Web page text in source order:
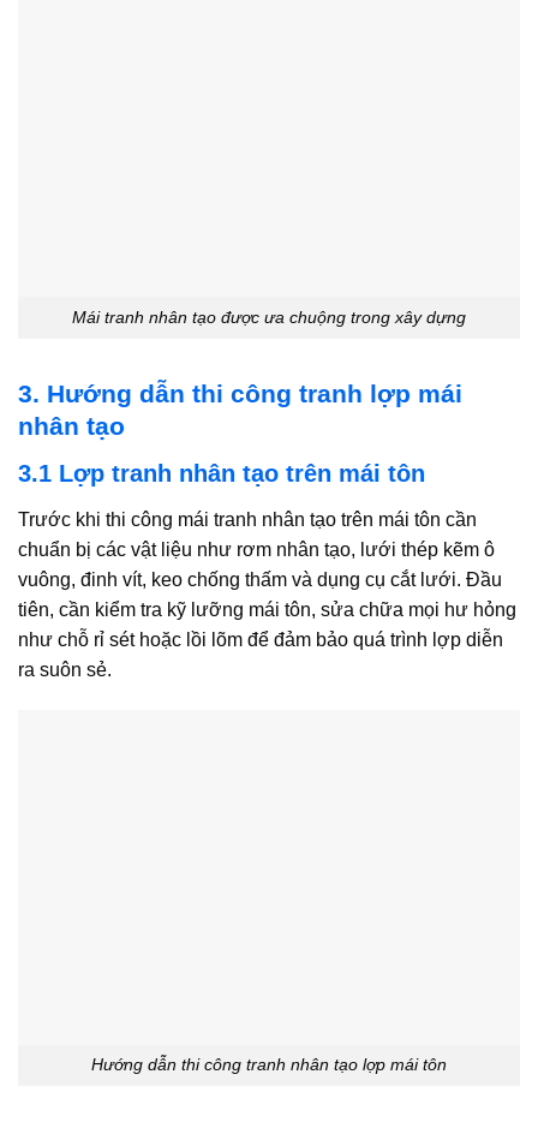
Mái tranh nhân tạo được ưa chuộng trong xây dựng
3. Hướng dẫn thi công tranh lợp mái
nhân tạo
3.1 Lợp tranh nhân tạo trên mái tôn
Trước khi thi công mái tranh nhân tạo trên mái tôn cần
chuẩn bị các vật liệu như rơm nhân tạo, lưới thép kẽm ô
vuông, đinh vít, keo chống thấm và dụng cụ cắt lưới. Đầu
tiên, cần kiểm tra kỹ lưỡng mái tôn, sửa chữa mọi hư hỏng
như chỗ rỉ sét hoặc lồi lõm để đảm bảo quá trình lợp diễn
ra suôn sẻ.
Hướng dẫn thi công tranh nhân tạo lợp mái tôn